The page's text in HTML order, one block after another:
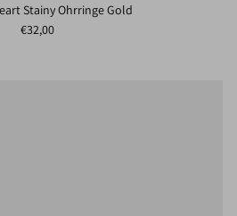
Stainy Ohrringe Gold
Normaler Preis
€32,00